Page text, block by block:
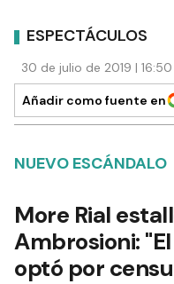
ESPECTÁCULOS
30 de julio de 2019 |
Añadir como fuente en
NUEVO ESCÁNDALO
More Rial
Ambrosioni:
optó por